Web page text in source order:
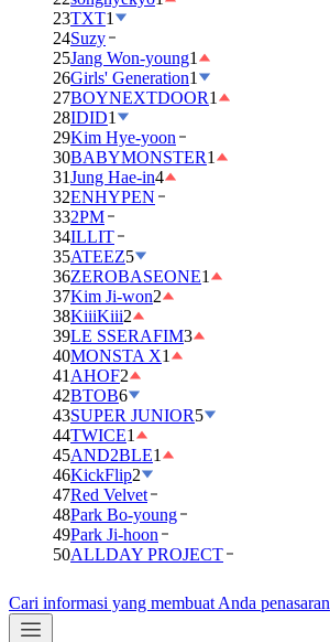
23TXT1
24Suzy
25Jang Won-young1
26Girls' Generation1
27BOYNEXTDOOR1
28IDID1
29Kim Hye-yoon
30BABYMONSTER1
31Jung Hae-in4
32ENHYPEN
332PM
34ILLIT
35ATEEZ5
36ZEROBASEONE1
37Kim Ji-won2
38KiiiKiii2
39LE SSERAFIM3
40MONSTA X1
41 AHOF2
42BTOB6
43SUPER JUNIOR5
44TWICE1
45AND2BLE1
46KickFlip2
47Red Velvet
48Park Bo-young
49Park Ji-hoon
50ALLDAY PROJECT
Cari informasi yang membuat Anda penasaran